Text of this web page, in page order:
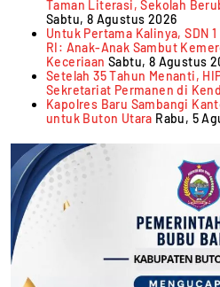
Taman Literasi, Sekolah
Sabtu, 8 Agustus 2026
Untuk Pertama Kalinya, SDN
RI: Anak-Anak Sambut
Keceriaan Sabtu, 8 Agustus
Setelah 35 Tahun Menanti,
Sekretariat Permanen di
Kapolres Baru Sambangi
untuk Buton Utara Rabu, 5